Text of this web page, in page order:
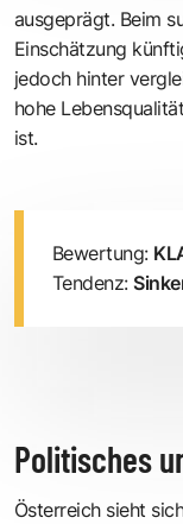
ausgeprägt. Beim
Einschätzung
jedoch hinter
hohe
ist.
Bewertung:
Tendenz:
Politisches
Österreich sieht